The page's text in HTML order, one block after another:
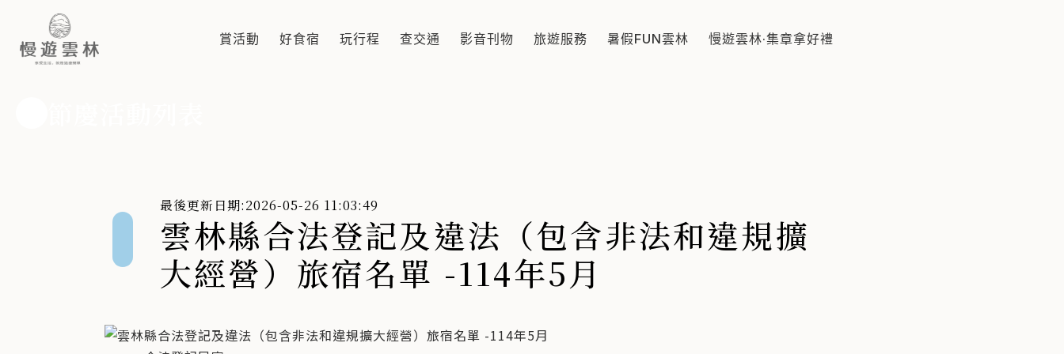
雲林縣合法登記及違法（包含非法和違規擴大經營）旅宿名單 -114年5月
合法登記民宿
賞活動 好食宿 玩行程 查交通 影音刊物 旅遊服務 暑假FUN雲林 慢遊雲林·集章拿好禮
最後更新日期:2026-05-26 11:03:49
雲林縣合法登記及違法（包含非法和違規擴
大經營）旅宿名單 -114年5月